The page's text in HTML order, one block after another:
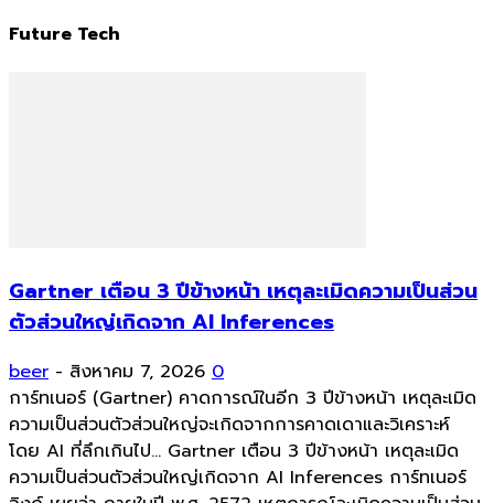
Future Tech
Gartner เตือน 3 ปีข้างหน้า เหตุละเมิดความเป็นส่วน
ตัวส่วนใหญ่เกิดจาก AI Inferences
beer - สิงหาคม 7, 2026 0
การ์ทเนอร์ (Gartner) คาดการณ์ในอีก 3 ปีข้างหน้า เหตุละเมิด
ความเป็นส่วนตัวส่วนใหญ่จะเกิดจากการคาดเดาและวิเคราะห์
โดย AI ที่ลึกเกินไป... Gartner เตือน 3 ปีข้างหน้า เหตุละเมิด
ความเป็นส่วนตัวส่วนใหญ่เกิดจาก AI Inferences การ์ทเนอร์